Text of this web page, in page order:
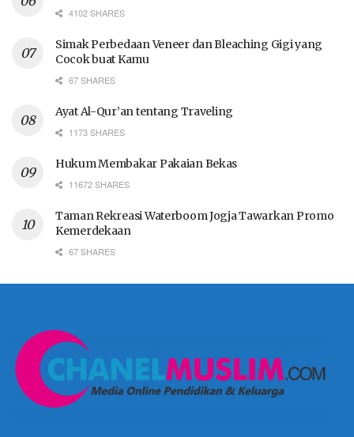
4102 SHARES
Simak Perbedaan Veneer dan Bleaching Gigi yang
Cocok buat Kamu
67 SHARES
Ayat Al-Qur’an tentang Traveling
1173 SHARES
Hukum Membakar Pakaian Bekas
11672 SHARES
Taman Rekreasi Waterboom Jogja Tawarkan Promo
Kemerdekaan
67 SHARES